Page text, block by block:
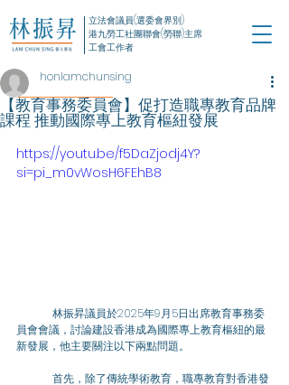
立法會議員(選委會界別)
港九勞工社團聯會(勞聯)主席
工會工作者
【教育事務委員會】促打造職專教育品牌
課程 推動國際專上教育樞紐發展
honlamchunsing
https://youtu.be/f5DaZjodj4Y?
si=pi_m0vWosH6FEhB8
員會會議，討論建設香港成為國際專上教育樞紐的最
新發展，他主要關注以下兩點問題。